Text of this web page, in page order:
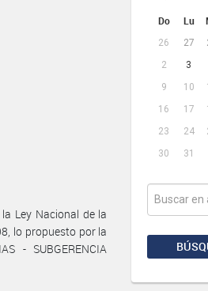
Do Lu
26 27
2
3
9
10
16
17
23
24
30
31
Ley Nacional de la
lo propuesto por la
- SUBGERENCIA